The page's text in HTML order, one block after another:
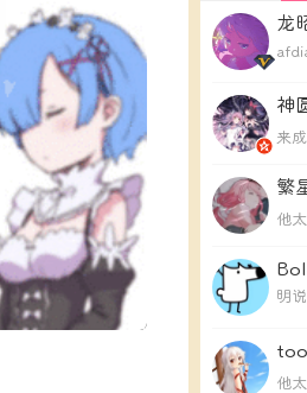
龙
神
繁
他
明
他